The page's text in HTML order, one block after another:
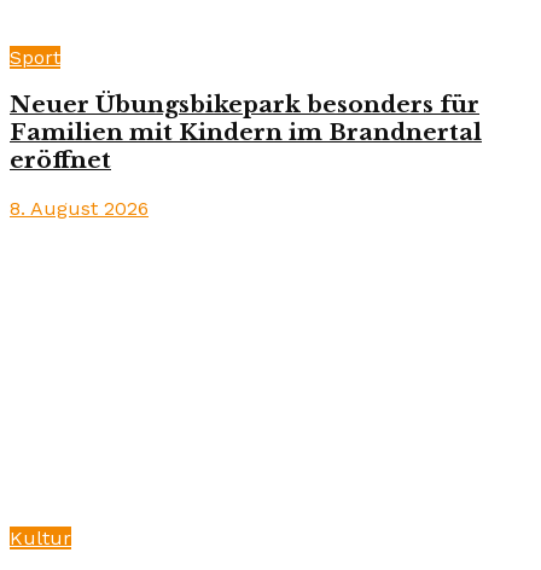
Sport
Neuer Übungsbikepark besonders für
Familien mit Kindern im Brandnertal
eröffnet
8. August 2026
Kultur